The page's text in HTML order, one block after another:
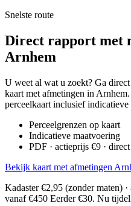
Snelste route
Direct rapport met
Arnhem
U weet al wat u zoekt? Ga
kaart met afmetingen in
perceelkaart inclusief indicatieve
Perceelgrenzen op kaart
Indicatieve maatvoering
PDF · actieprijs €9 ·
Bekijk kaart met afmetingen
Kadaster €2,95 (zonder maten)
vanaf €450 Eerder €30. Nu